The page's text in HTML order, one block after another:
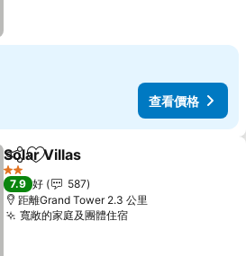
查看價格
分享 放到收藏夾
Solar Villas
2 星級
7.9 好
587
距離Grand Tower 2.3 公里
寬敞的家庭及團體住宿查看價格